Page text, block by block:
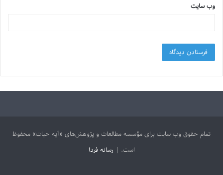
وب‌ سایت
تمام حقوق وب سایت برای مؤسسه مطالعات و پژوهش‌های «آیه حیات» محفوظ
است. | رسانه فردا